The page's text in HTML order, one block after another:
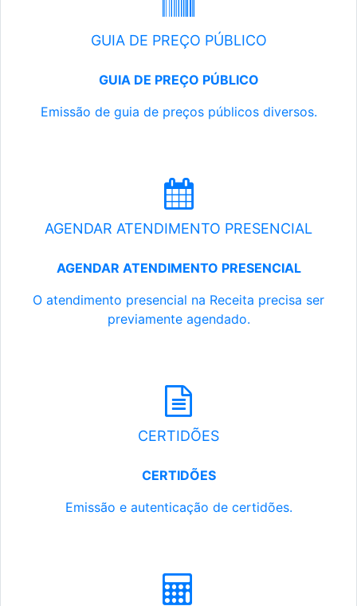
GUIA DE PREÇO PÚBLICO
GUIA DE PREÇO PÚBLICO
Emissão de guia de preços públicos diversos.
AGENDAR ATENDIMENTO PRESENCIAL
AGENDAR ATENDIMENTO PRESENCIAL
O atendimento presencial na Receita precisa ser
previamente agendado.
CERTIDÕES
CERTIDÕES
Emissão e autenticação de certidões.